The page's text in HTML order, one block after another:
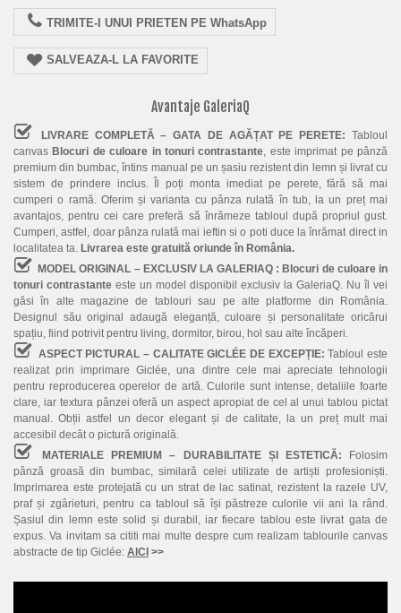
TRIMITE-I UNUI PRIETEN PE WhatsApp
SALVEAZA-L LA FAVORITE
Avantaje GaleriaQ
LIVRARE COMPLETĂ – GATA DE AGĂȚAT PE PERETE:Tabloul
canvasBlocuri de culoare in tonuri contrastante , este imprimat pe pânză
premium din bumbac, întins manual pe un șasiu rezistent din lemn și livrat cu
sistem de prindere inclus. Îl poți monta imediat pe perete, fără să mai
cumperi o ramă. Oferim și varianta cu pânza rulată în tub, la un preț mai
avantajos, pentru cei care preferă să înrămeze tabloul după propriul gust.
Cumperi, astfel, doar pânza rulată mai ieftin si o poti duce la înrămat direct in
localitatea ta. Livrarea este gratuită oriunde în România.
MODEL ORIGINAL – EXCLUSIV LA GALERIAQ :Blocuri de culoare in
tonuri contrastante este un model disponibil exclusiv la GaleriaQ. Nu îl vei
găsi în alte magazine de tablouri sau pe alte platforme din România.
Designul său original adaugă eleganță, culoare și personalitate oricărui
spațiu, fiind potrivit pentru living, dormitor, birou, hol sau alte încăperi.
ASPECT PICTURAL – CALITATE GICLÉE DE EXCEPȚIE: Tabloul este
realizat prin imprimare Giclée, una dintre cele mai apreciate tehnologii
pentru reproducerea operelor de artă. Culorile sunt intense, detaliile foarte
clare, iar textura pânzei oferă un aspect apropiat de cel al unui tablou pictat
manual. Obții astfel un decor elegant și de calitate, la un preț mult mai
accesibil decât o pictură originală.
MATERIALE PREMIUM – DURABILITATE ȘI ESTETICĂ: Folosim
pânză groasă din bumbac, similară celei utilizate de artiști profesioniști.
Imprimarea este protejată cu un strat de lac satinat, rezistent la razele UV,
praf și zgârieturi, pentru ca tabloul să își păstreze culorile vii ani la rând.
Șasiul din lemn este solid și durabil, iar fiecare tablou este livrat gata de
expus. Va invitam sa cititi mai multe despre cum realizam tablourile canvas
abstracte de tip Giclée: AICI >>